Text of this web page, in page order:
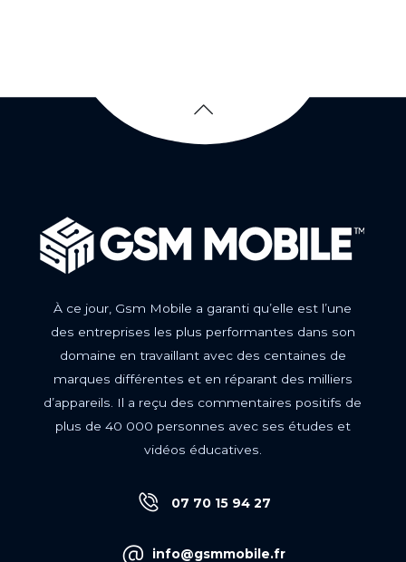
À ce jour, Gsm Mobile a garanti qu’elle est l’une
des entreprises les plus performantes dans son
domaine en travaillant avec des centaines de
marques différentes et en réparant des milliers
d’appareils. Il a reçu des commentaires positifs de
plus de 40 000 personnes avec ses études et
vidéos éducatives.
07 70 15 94 27
info@gsmmobile.fr